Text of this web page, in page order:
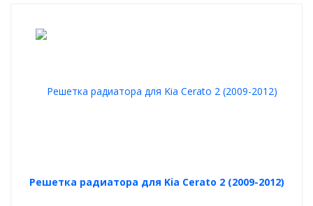
Решетка радиатора для Kia Cerato 2 (2009-2012)